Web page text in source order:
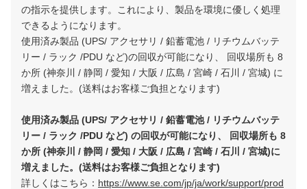
の指示を提供します。これにより、製品を環境に優しく処理
できるようになります。
使用済み製品 (UPS/ アクセサリ / 鉛蓄電池 / リチウムバッテ
リー / ラック /PDU など)の回収が可能になり、 回収場所も 8
か所 (神奈川 / 静岡 / 愛知 / 大阪 / 広島 / 宮崎 / 石川 / 宮城) に
増えました。(送料はお客様ご負担となります)
使用済み製品 (UPS/ アクセサリ / 鉛蓄電池 / リチウムバッテ
リー / ラック /PDU など) の回収が可能になり、 回収場所も 8
か所 (神奈川 / 静岡 / 愛知 / 大阪 / 広島 / 宮崎 / 石川 / 宮城)に
増えました。(送料はお客様ご負担となります)
詳しくはこちら： https://www.se.com/jp/ja/work/support/prod